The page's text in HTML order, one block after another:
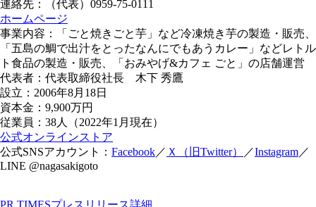
連絡先：（代表）0959-75-0111
ホームページ
事業内容：「ごと焼きごと芋」など冷凍焼き芋の製造・販売、
「五島の鯛で出汁をとったなんにでもあうカレー」などレトル
ト食品の製造・販売、「おみやげ&カフェ ごと」の店舗運営
代表者：代表取締役社長 木下 秀鷹
設立：2006年8月18日
資本金：9,900万円
従業員：38人（2022年1月現在）
公式オンラインストア
公式SNSアカウント： Facebook／ Ｘ（旧Twitter） ／Instagram／
LINE @nagasakigoto
PR TIMESプレスリリース詳細